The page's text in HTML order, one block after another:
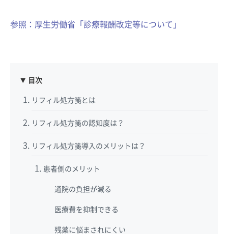
参照：厚生労働省「診療報酬改定等について」
目次
リフィル処方箋とは
リフィル処方箋の認知度は？
リフィル処方箋導入のメリットは？
患者側のメリット
通院の負担が減る
医療費を抑制できる
残薬に悩まされにくい